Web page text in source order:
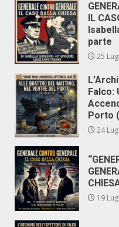
IL
parte
25
Falco:
Porto
24
19